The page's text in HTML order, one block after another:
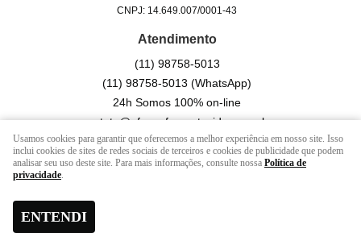
CNPJ: 14.649.007/0001-43
Atendimento
(11) 98758-5013
(11) 98758-5013(WhatsApp)
24h Somos 100% on-line
contato@afonsofrancotecidos.com.br
LOJA VIRTUAL CRIADA POR
Usamos cookies para garantir que oferecemos a melhor experiência em nosso site. Isso
inclui cookies de sites de redes sociais de terceiros e cookies de publicidade que podem
analisar seu uso deste site. Para mais informações, consulte nossa Política de
privacidade.
ENTENDI